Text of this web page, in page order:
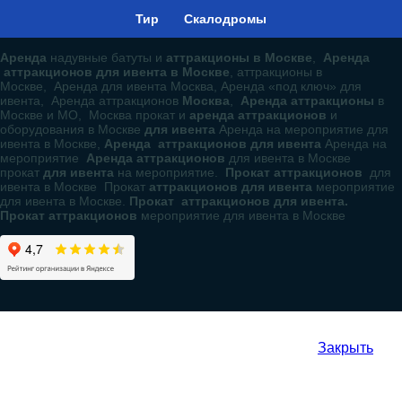
Тир Скалодромы
Аренда надувные батуты и аттракционы в Москве, Аренда
аттракционов для ивента в Москве, аттракционы в
Москве, Аренда для ивента Москва, Аренда «под ключ» для
ивента, Аренда аттракционов Москва, Аренда аттракционы в
Москве и МО, Москва прокат и аренда аттракционов и
оборудования в Москве для ивента Аренда на мероприятие для
ивента в Москве, Аренда аттракционов для ивента Аренда на
мероприятие Аренда аттракционов для ивента в Москве
прокат для ивента на мероприятие. Прокат аттракционов для
ивента в Москве Прокат аттракционов для ивента мероприятие
для ивента в Москве. Прокат аттракционов для ивента.
Прокат аттракционов мероприятие для ивента в Москве
Закрыть